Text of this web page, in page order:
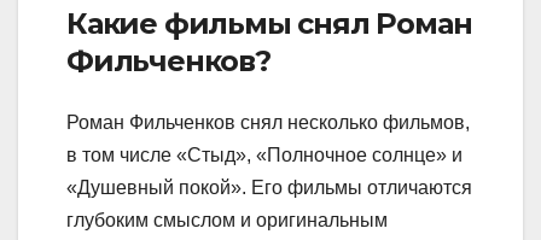
Какие фильмы снял Роман
Фильченков?
Роман Фильченков снял несколько фильмов,
в том числе «Стыд», «Полночное солнце» и
«Душевный покой». Его фильмы отличаются
глубоким смыслом и оригинальным